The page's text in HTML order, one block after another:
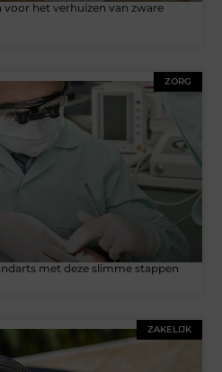
het verhuizen van zware
ZORG
met deze slimme stappen
ZAKELIJK